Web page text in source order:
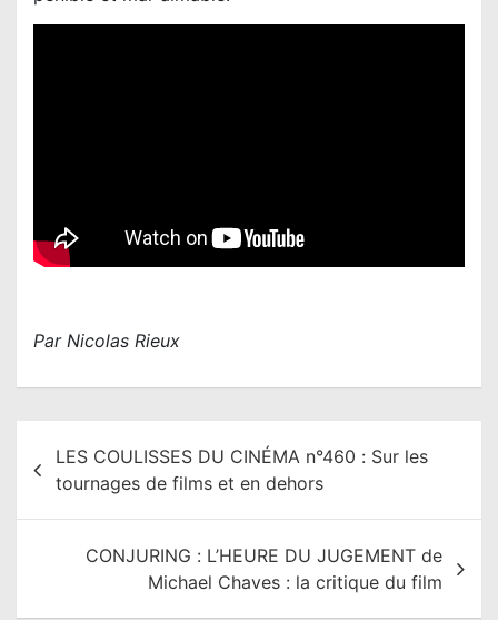
Par Nicolas Rieux
LES COULISSES DU CINÉMA n°460 : Sur les
tournages de films et en dehors
CONJURING : L’HEURE DU JUGEMENT de
Michael Chaves : la critique du film